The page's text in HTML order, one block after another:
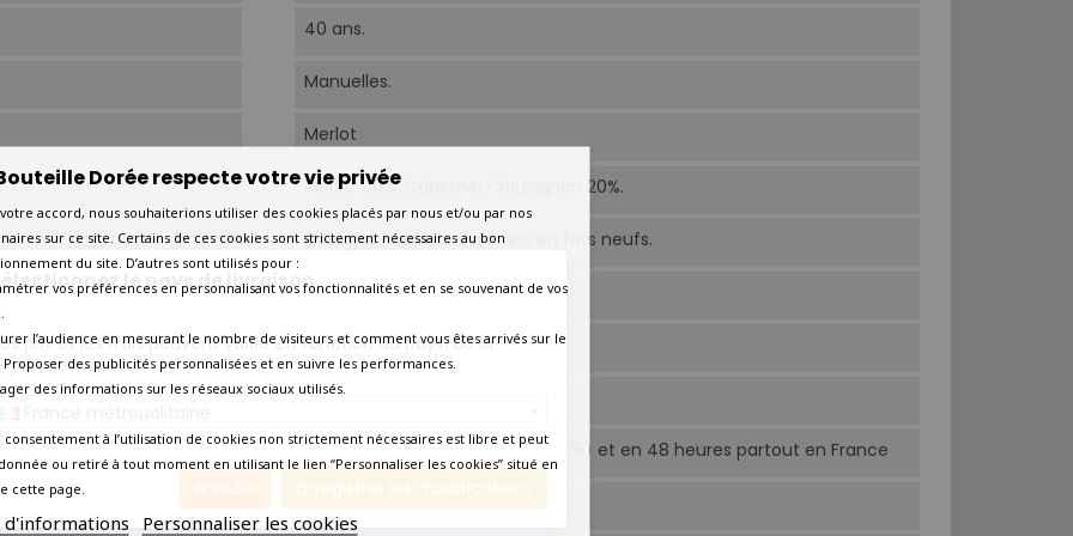
le pays de livraison
prix et les frais peuvent varier en fonction du pays/de la
de livraison.
Annuler Enregistrer les modifications
40 ans.
Manuelles.
Merlot
Merlot 80%. Cabernet-Sauvignon 20%.
Élevages longs de 2 à 3 ans en fûts neufs.
16°C-18°C.
Aujourd'hui
Amateur de grands crus
Livraison dans la journée (Paris 75) et en 48 heures partout en France
Oui - Commande jusqu'à 10h
Dorée respecte votre vie privée
accord, nous souhaiterions utiliser des cookies placés par nous et/ou par nos
sur ce site. Certains de ces cookies sont strictement nécessaires au bon
du site. D’autres sont utilisés pour :
vos préférences en personnalisant vos fonctionnalités et en se souvenant de vos
l’audience en mesurant le nombre de visiteurs et comment vous êtes arrivés sur le
Proposer des publicités personnalisées et en suivre les performances.
des informations sur les réseaux sociaux utilisés.
consentement à l’utilisation de cookies non strictement nécessaires est libre et peut
ou retiré à tout moment en utilisant le lien “Personnaliser les cookies” situé en
cette page.
d'informations Personnaliser les cookies